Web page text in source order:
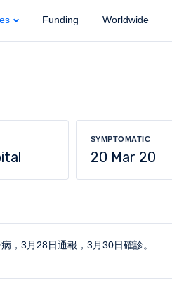
Funding Worldwide
SYMPTOMATIC
20 Mar 20
，3月28日通報，3月30日確診。